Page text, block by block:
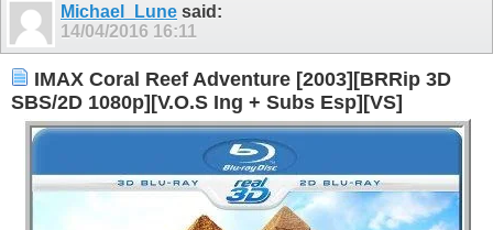
Michael_Lune said:
14/04/2016 16:11
IMAX Coral Reef Adventure [2003][BRRip 3D
SBS/2D 1080p][V.O.S Ing + Subs Esp][VS]